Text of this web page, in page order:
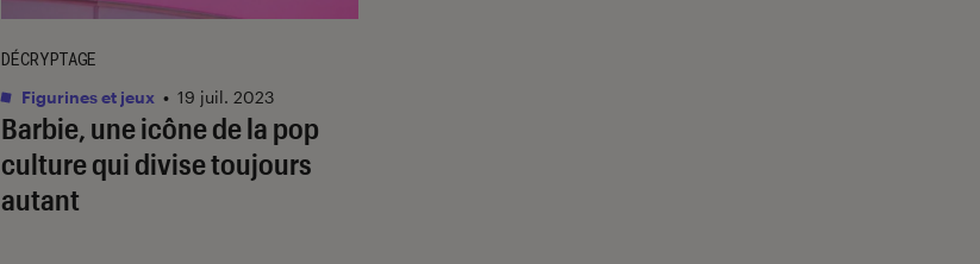
Barbie, une icône de la pop
culture qui divise toujours
autant
DÉCRYPTAGE
Figurines et jeux • 19 juil. 2023